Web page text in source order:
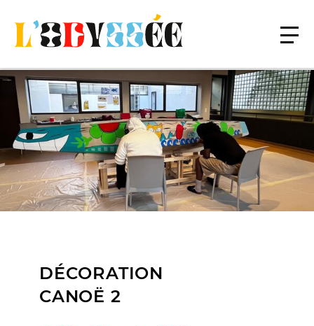
DÉCORATION
CANOË 2